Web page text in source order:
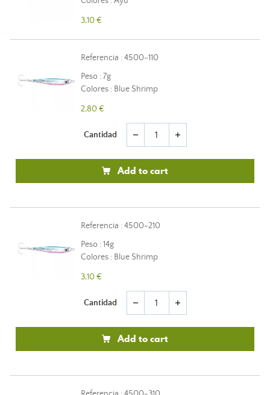
3,10 €
Referencia : 4500-110
Peso : 7g
Colores : Blue Shrimp
2,80 €
Cantidad remove add
Add to cart
Referencia : 4500-210
Peso : 14g
Colores : Blue Shrimp
3,10 €
Cantidad remove add
Add to cart